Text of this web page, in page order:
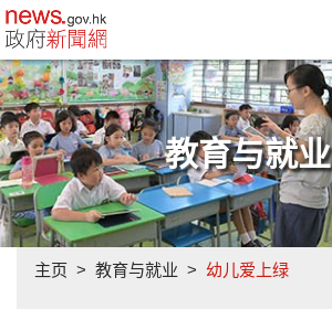
政府新闻网主页
教育与就业
主页 教育与就业 幼儿爱上绿